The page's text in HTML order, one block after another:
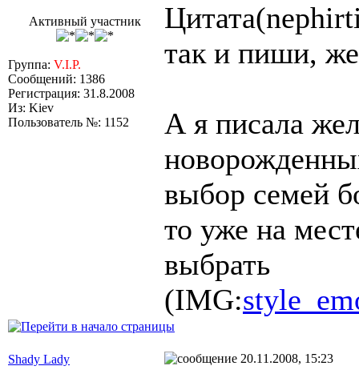
Активный участник
Группа: V.I.P.
Сообщений: 1386
Регистрация: 31.8.2008
Из: Kiev
Пользователь №: 1152
так и пиши,
А я писала
выбор семей
то уже на
выбрать
(IMG:
Shady Lady 20.11.2008, 15:23